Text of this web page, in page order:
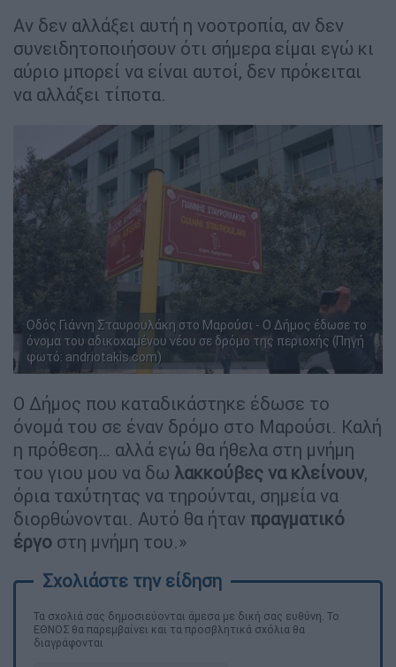
Αν δεν αλλάξει αυτή η νοοτροπία, αν δεν
συνειδητοποιήσουν ότι σήμερα είμαι εγώ κι
αύριο μπορεί να είναι αυτοί, δεν πρόκειται
να αλλάξει τίποτα.
Οδός Γιάννη Σταυρουλάκη στο Μαρούσι - Ο Δήμος έδωσε το
όνομα του αδικοχαμένου νέου σε δρόμο της περιοχής (Πηγή
φωτό: andriotakis.com)
Ο Δήμος που καταδικάστηκε έδωσε το
όνομά του σε έναν δρόμο στο Μαρούσι. Καλή
η πρόθεση… αλλά εγώ θα ήθελα στη μνήμη
του γιου μου να δω λακκούβες να κλείνουν,
όρια ταχύτητας να τηρούνται, σημεία να
διορθώνονται. Αυτό θα ήταν πραγματικό
έργο στη μνήμη του.»
Τα σχολιά σας δημοσιεύονται άμεσα με δική σας ευθύνη. Το
ΕΘΝΟΣ θα παρεμβαίνει και τα προσβλητικά σχόλια θα
διαγράφονται